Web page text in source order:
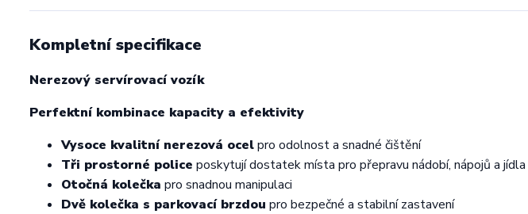
Kompletní specifikace
Nerezový servírovací vozík
Perfektní kombinace kapacity a efektivity
Vysoce kvalitní nerezová ocelpro odolnost a snadné čištění
Tři prostorné police poskytují dostatek místa pro přepravu nádobí, nápojů a jídla
Otočná kolečka pro snadnou manipulaci
Dvě kolečka s parkovací brzdou pro bezpečné a stabilní zastavení